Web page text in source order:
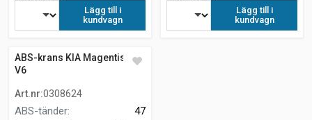
Lägg till i
kundvagn
Lägg till i
kundvagn
ABS-krans KIA Magentis 2.5
V6
Art.nr:0308624
ABS-tänder:
47